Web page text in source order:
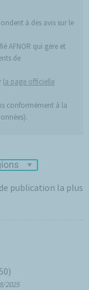
de
la page officielle
publication la plus
2025